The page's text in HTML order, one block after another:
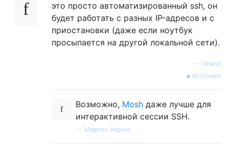
это просто автоматизированный ssh, он
будет работать с разных IP-адресов и с
приостановки (даже если ноутбук
просыпается на другой локальной сети).
kband
источник
Возможно, Mosh даже лучше для
интерактивной сессии SSH.
— Мартин Уединг